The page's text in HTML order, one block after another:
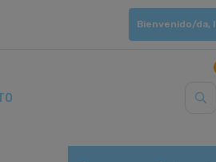
Bienvenido/da,